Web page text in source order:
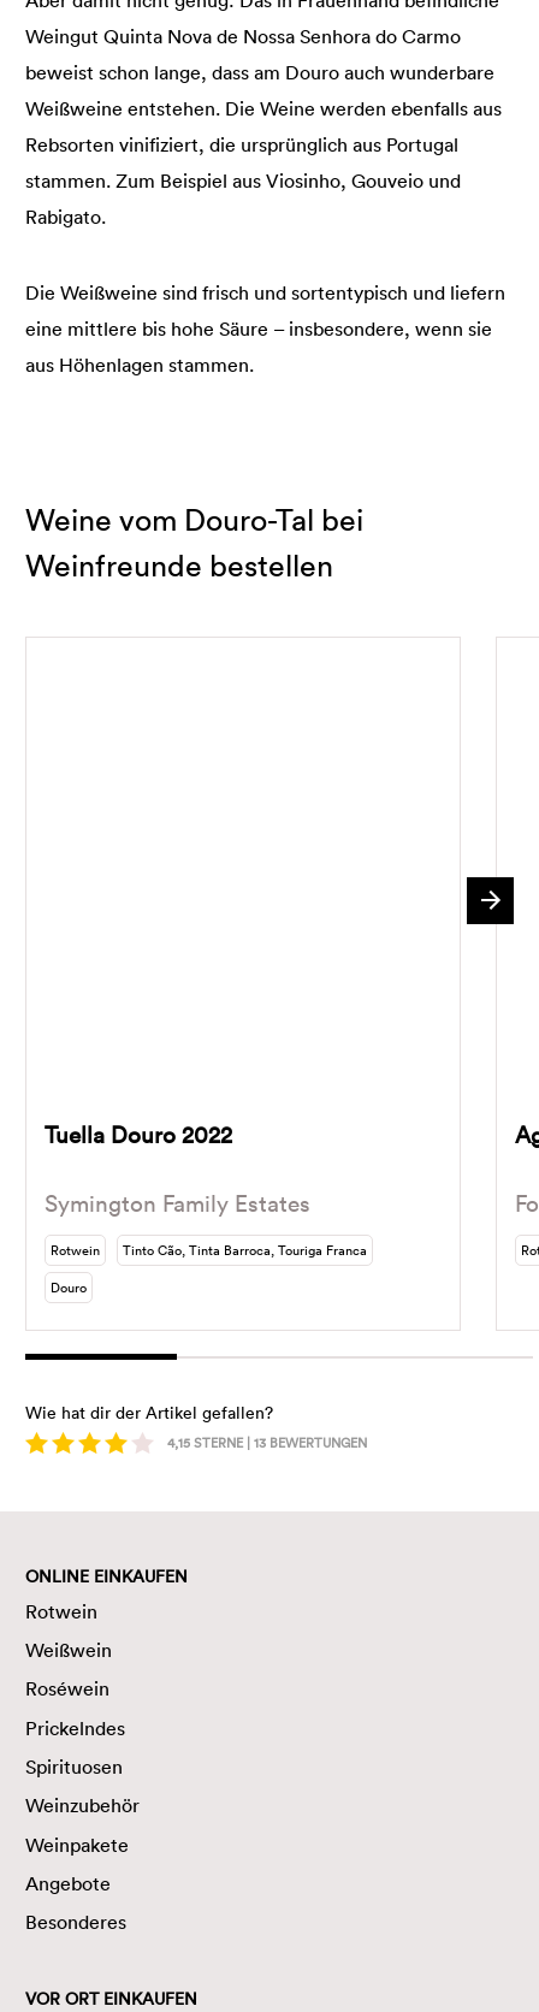
Weingut Quinta Nova de Nossa Senhora do Carmo
beweist schon lange, dass am Douro auch wunderbare
Weißweine entstehen. Die Weine werden ebenfalls aus
Rebsorten vinifiziert, die ursprünglich aus Portugal
stammen. Zum Beispiel aus Viosinho, Gouveio und
Rabigato.
Die Weißweine sind frisch und sortentypisch und liefern
eine mittlere bis hohe Säure – insbesondere, wenn sie
aus Höhenlagen stammen.
Weine vom Douro-Tal bei
Weinfreunde bestellen
Tuella Douro 2022
Symington Family Estates
Rotwein
Tinto Cão, Tinta Barroca, Touriga Franca
Douro
Wie hat dir der Artikel gefallen?
4,15STERNE | 13 BEWERTUNGEN
ONLINE EINKAUFEN
Rotwein
Weißwein
Roséwein
Prickelndes
Spirituosen
Weinzubehör
Weinpakete
Angebote
Besonderes
VOR ORT EINKAUFEN